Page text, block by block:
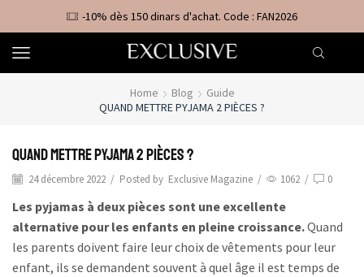
-10% dès 150 dinars d'achat. Code : FAN2026
Home Blog
Guide
QUAND METTRE PYJAMA 2 PIÈCES ?
Quand mettre pyjama 2 pièces ?
24 décembre 2022 / Posted by Exclusive Magazine / 1062 / 0
Les pyjamas à deux pièces sont une excellente
alternative pour les enfants en pleine croissance.Quand
les parents doivent faire leur choix de vêtements pour leur
enfant, ils se demandent souvent à quel âge il est temps de